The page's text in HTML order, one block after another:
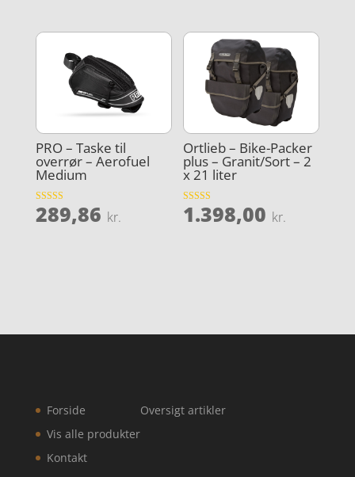
PRO – Taske til
overrør – Aerofuel
Medium
Vurderet
3.9
289,86 kr.
Ortlieb – Bike-Packer
plus – Granit/Sort – 2
x 21 liter
Vurderet
4.1
1.398,00 kr.
Forside
Vis alle produkter
Kontakt
Oversigt artikler